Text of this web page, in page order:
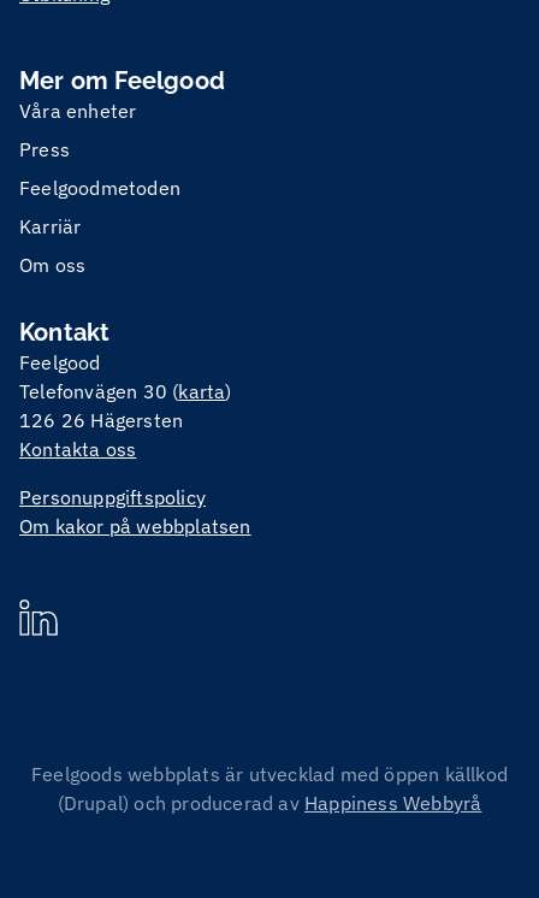
Mer om Feelgood
Våra enheter
Press
Feelgoodmetoden
Karriär
Om oss
Kontakt
Feelgood
Telefonvägen 30 (karta)
126 26 Hägersten
Kontakta oss
Personuppgiftspolicy
Om kakor på webbplatsen
Feelgoods webbplats är utvecklad med öppen källkod
(Drupal) och producerad av Happiness Webbyrå